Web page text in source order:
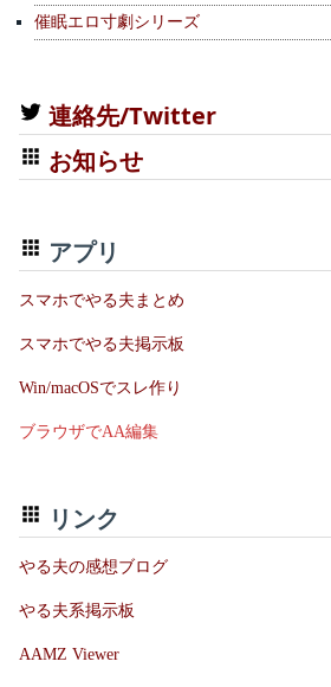
催眠エロ寸劇シリーズ
連絡先/Twitter
お知らせ
アプリ
スマホでやる夫まとめ
スマホでやる夫掲示板
Win/macOSでスレ作り
ブラウザでAA編集
リンク
やる夫の感想ブログ
やる夫系掲示板
AAMZ Viewer